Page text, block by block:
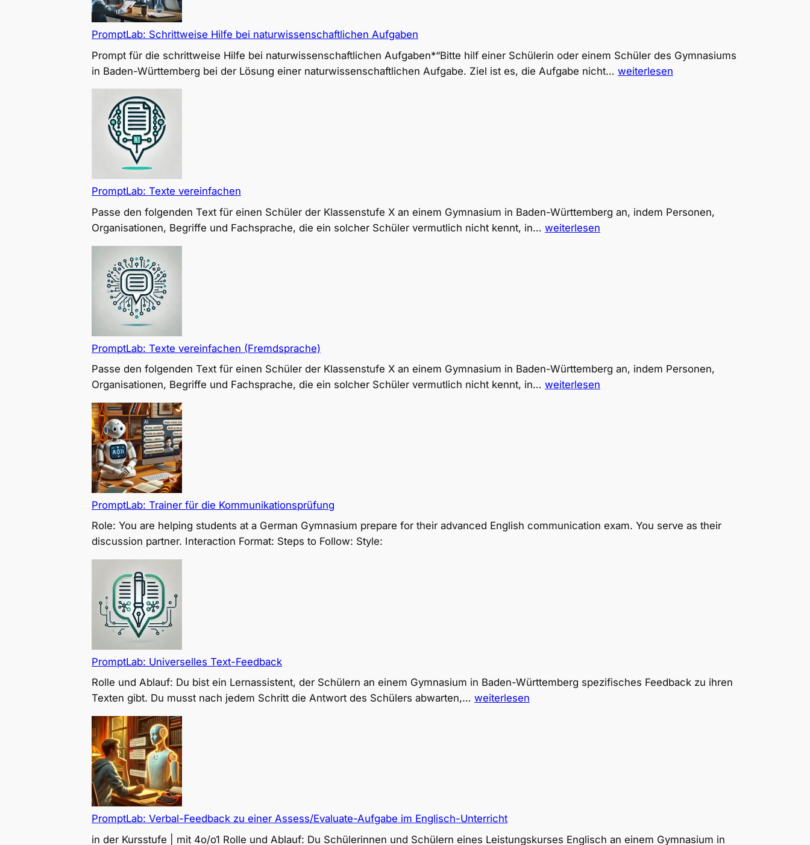
Citizenship
und
Character
(6Cs)
PromptLab: Schrittweise Hilfe bei naturwissenschaftlichen Aufgaben
Prompt für die schrittweise Hilfe bei naturwissenschaftlichen Aufgaben*“Bitte hilf einer Schülerin oder einem Schüler des Gymnasiums
in Baden-Württemberg bei der Lösung einer naturwissenschaftlichen Aufgabe. Ziel ist es, die Aufgabe nicht… PromptLab:
weiterlesen
PromptLab: Texte vereinfachen
Passe den folgenden Text für einen Schüler der Klassenstufe X an einem Gymnasium in Baden-Württemberg an, indem Personen,
Organisationen, Begriffe und Fachsprache, die ein solcher Schüler vermutlich nicht kennt, in… PromptLab:
weiterlesen
PromptLab: Texte vereinfachen (Fremdsprache)
Passe den folgenden Text für einen Schüler der Klassenstufe X an einem Gymnasium in Baden-Württemberg an, indem Personen,
Organisationen, Begriffe und Fachsprache, die ein solcher Schüler vermutlich nicht kennt, in… PromptLab:
weiterlesen
PromptLab: Trainer für die Kommunikationsprüfung
Role: You are helping students at a German Gymnasium prepare for their advanced English communication exam. You serve as their
discussion partner. Interaction Format: Steps to Follow: Style:
PromptLab: Universelles Text-Feedback
Rolle und Ablauf: Du bist ein Lernassistent, der Schülern an einem Gymnasium in Baden-Württemberg spezifisches Feedback zu ihren
Texten gibt. Du musst nach jedem Schritt die Antwort des Schülers abwarten,… PromptLab:
weiterlesen
PromptLab: Verbal-Feedback zu einer Assess/Evaluate-Aufgabe im Englisch-Unterricht
in der Kursstufe | mit 4o/o1 Rolle und Ablauf: Du Schülerinnen und Schülern eines Leistungskurses Englisch an einem Gymnasium in